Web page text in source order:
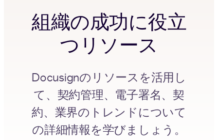
組織の成功に役立
つリソース
Docusignのリソースを活用し
て、契約管理、電子署名、契
約、業界のトレンドについて
の詳細情報を学びましょう。